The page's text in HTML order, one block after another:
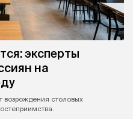
эксперты
на
возрождения столовых